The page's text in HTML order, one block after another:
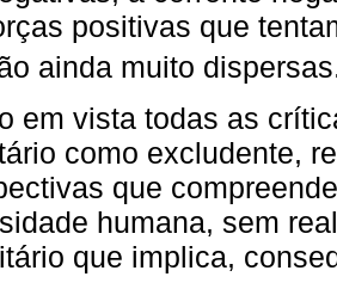
positivas que
ainda muito
em vista todas as
como excludente,
que
humana, sem
que implica,